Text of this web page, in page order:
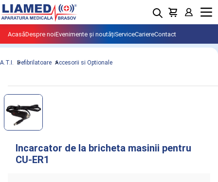
AcasăDespre noiEvenimente și noutățiServiceCariereContact
Menu
A.T.I. Defibrilatoare Accesorii si Optionale